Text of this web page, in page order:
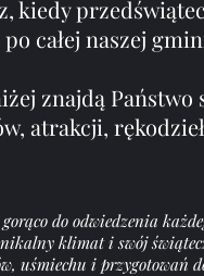
kiedy
całej naszej
znajdą Państwo
atrakcji,
gorąco do odwiedzenia
klimat i swój
uśmiechu i przygotowań